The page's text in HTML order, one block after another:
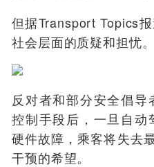
但据Transport Topics
社会层面的质疑和担忧。
反对者和部分安全倡导
控制手段后，一旦自动
硬件故障，乘客将失去
干预的希望。